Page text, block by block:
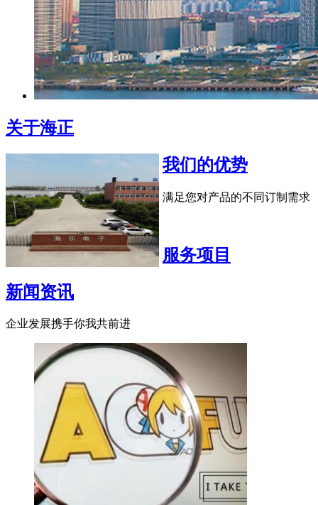
关于海正
我们的优势
满足您对产品的不同订制需求
服务项目
新闻资讯
企业发展携手你我共前进